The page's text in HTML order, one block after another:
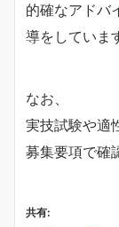
的確なアドバ
導をしていま
なお、
実技試験や適
募集要項で確
共有: